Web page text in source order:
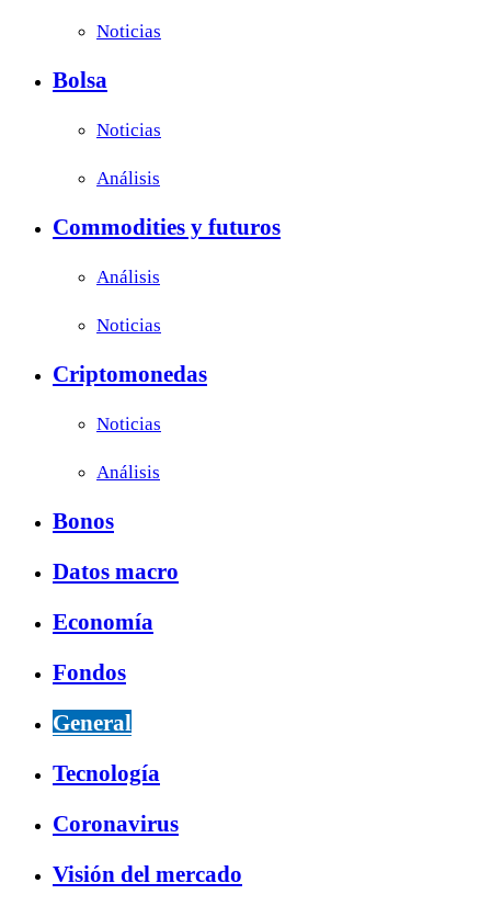
Noticias
Bolsa
Noticias
Análisis
Commodities y futuros
Análisis
Noticias
Criptomonedas
Noticias
Análisis
Bonos
Datos macro
Economía
Fondos
General
Tecnología
Coronavirus
Visión del mercado